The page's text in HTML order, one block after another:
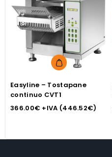
Easyline – Tostapane
continuo CVT1
366.00€ +IVA (446.52€)